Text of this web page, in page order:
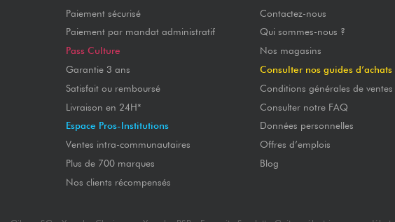
Paiement sécurisé
Paiement par mandat administratif
Pass Culture
Garantie 3 ans
Satisfait ou remboursé
Livraison en 24H*
Espace Pros-Institutions
Ventes intra-communautaires
Plus de 700 marques
Nos clients récompensés
Contactez-nous
Qui sommes-nous ?
Nos magasins
Consulter nos guides d’achats
Conditions générales de ventes
Consulter notre FAQ
Données personnelles
Offres d’emplois
Blog